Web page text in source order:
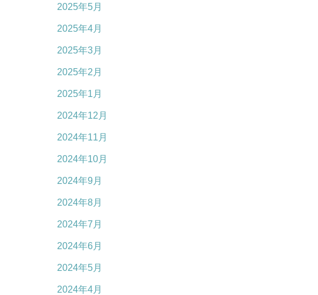
2025年5月
2025年4月
2025年3月
2025年2月
2025年1月
2024年12月
2024年11月
2024年10月
2024年9月
2024年8月
2024年7月
2024年6月
2024年5月
2024年4月